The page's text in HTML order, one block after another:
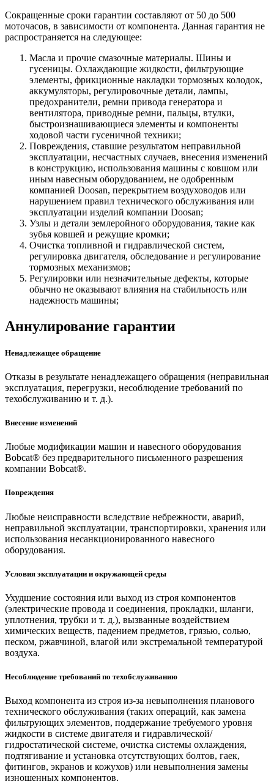
Сокращенные сроки гарантии составляют от 50 до 500
моточасов, в зависимости от компонента. Данная гарантия не
распространяется на следующее:
Масла и прочие смазочные материалы. Шины и
гусеницы. Охлаждающие жидкости, фильтрующие
элементы, фрикционные накладки тормозных колодок,
аккумуляторы, регулировочные детали, лампы,
предохранители, ремни привода генератора и
вентилятора, приводные ремни, пальцы, втулки,
быстроизнашивающиеся элементы и компоненты
ходовой части гусеничной техники;
Повреждения, ставшие результатом неправильной
эксплуатации, несчастных случаев, внесения изменений
в конструкцию, использования машины с ковшом или
иным навесным оборудованием, не одобренным
компанией Doosan, перекрытием воздуховодов или
нарушением правил технического обслуживания или
эксплуатации изделий компании Doosan;
Узлы и детали землеройного оборудования, такие как
зубья ковшей и режущие кромки;
Очистка топливной и гидравлической систем,
регулировка двигателя, обследование и регулирование
тормозных механизмов;
Регулировки или незначительные дефекты, которые
обычно не оказывают влияния на стабильность или
надежность машины;
Аннулирование гарантии
Ненадлежащее обращение
Отказы в результате ненадлежащего обращения (неправильная
эксплуатация, перегрузки, несоблюдение требований по
техобслуживанию и т. д.).
Внесение изменений
Любые модификации машин и навесного оборудования
Bobcat® без предварительного письменного разрешения
компании Bobcat®.
Повреждения
Любые неисправности вследствие небрежности, аварий,
неправильной эксплуатации, транспортировки, хранения или
использования несанкционированного навесного
оборудования.
Условия эксплуатации и окружающей среды
Ухудшение состояния или выход из строя компонентов
(электрические провода и соединения, прокладки, шланги,
уплотнения, трубки и т. д.), вызванные воздействием
химических веществ, падением предметов, грязью, солью,
песком, ржавчиной, влагой или экстремальной температурой
воздуха.
Несоблюдение требований по техобслуживанию
Выход компонента из строя из-за невыполнения планового
технического обслуживания (таких операций, как замена
фильтрующих элементов, поддержание требуемого уровня
жидкости в системе двигателя и гидравлической/
гидростатической системе, очистка системы охлаждения,
подтягивание и установка отсутствующих болтов, гаек,
фитингов, экранов и кожухов) или невыполнения замены
изношенных компонентов.